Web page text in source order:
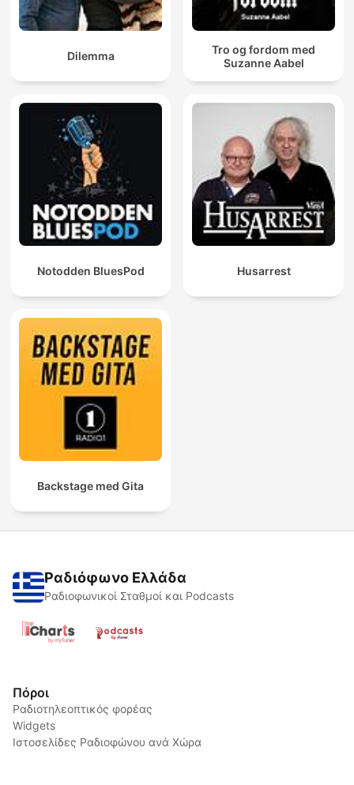
Dilemma
Tro og fordom med
Suzanne Aabel
Notodden BluesPod Husarrest
Backstage med Gita
Ραδιόφωνο Ελλάδα
Ραδιοφωνικοί Σταθμοί και Podcasts
Πόροι
Ραδιοτηλεοπτικός φορέας
Widgets
Ιστοσελίδες Ραδιοφώνου ανά Χώρα